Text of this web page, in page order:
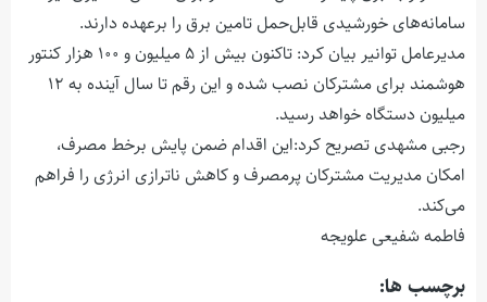
سامانه‌های خورشیدی قابل‌حمل تامین برق را برعهده دارند.
مدیرعامل توانیر بیان کرد: تاکنون بیش از ۵ میلیون و ۱۰۰ هزار کنتور
هوشمند برای مشترکان نصب شده و این رقم تا سال آینده به ۱۲
میلیون دستگاه خواهد رسید.
رجبی مشهدی تصریح کرد:این اقدام ضمن پایش برخط مصرف،
امکان مدیریت مشترکان پرمصرف و کاهش ناترازی انرژی را فراهم
می‌کند.
فاطمه شفیعی علویجه
برچسب ها: